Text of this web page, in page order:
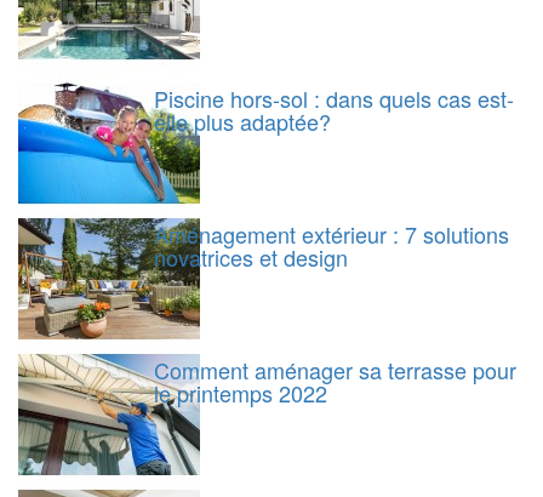
Piscine hors-sol : dans quels cas est-
elle plus adaptée?
Aménagement extérieur : 7 solutions
novatrices et design
Comment aménager sa terrasse pour
le printemps 2022